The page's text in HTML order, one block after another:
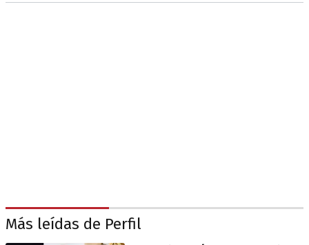
Más leídas de Perfil